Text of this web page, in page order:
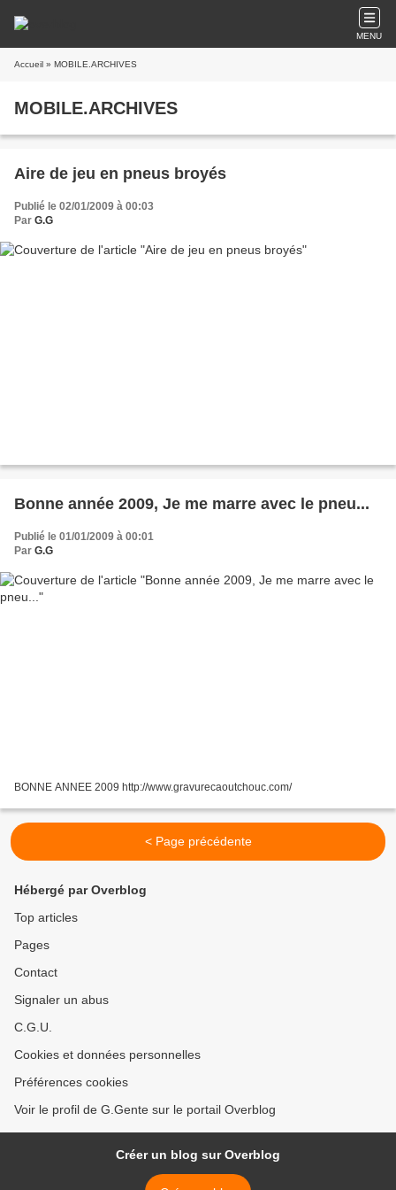
MENU
Accueil » MOBILE.ARCHIVES
MOBILE.ARCHIVES
Aire de jeu en pneus broyés
Publié le 02/01/2009 à 00:03
Par G.G
Bonne année 2009, Je me marre avec le pneu...
Publié le 01/01/2009 à 00:01
Par G.G
BONNE ANNEE 2009 http://www.gravurecaoutchouc.com/
< Page précédente
Hébergé par Overblog
Top articles
Pages
Contact
Signaler un abus
C.G.U.
Cookies et données personnelles
Préférences cookies
Voir le profil de G.Gente sur le portail Overblog
Créer un blog sur Overblog